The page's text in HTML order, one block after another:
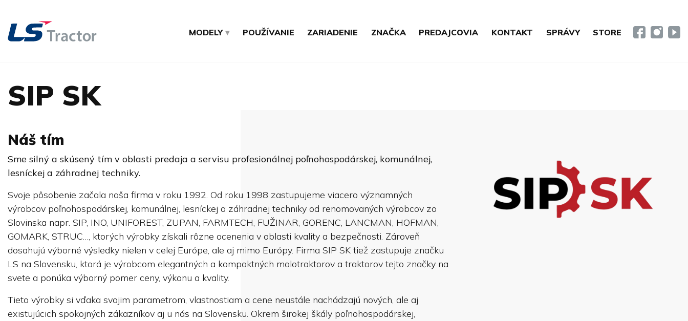
MODELY POUŽÍVANIE ZARIADENIE ZNAČKA PREDAJCOVIA KONTAKT SPRÁVY STORE
SIP SK
Náš tím
Sme silný a skúsený tím v oblasti predaja a servisu profesionálnej poľnohospodárskej, komunálnej,
lesníckej a záhradnej techniky.
Svoje pôsobenie začala naša firma v roku 1992. Od roku 1998 zastupujeme viacero významných
výrobcov poľnohospodárskej, komunálnej, lesníckej a záhradnej techniky od renomovaných výrobcov zo
Slovinska napr. SIP, INO, UNIFOREST, ZUPAN, FARMTECH, FUŽINAR, GORENC, LANCMAN, HOFMAN,
GOMARK, STRUC…, ktorých výrobky získali rôzne ocenenia v oblasti kvality a bezpečnosti. Zároveň
dosahujú výborné výsledky nielen v celej Európe, ale aj mimo Európy. Firma SIP SK tiež zastupuje značku
LS na Slovensku, ktorá je výrobcom elegantných a kompaktných malotraktorov a traktorov tejto značky na
svete a ponúka výborný pomer ceny, výkonu a kvality.
Tieto výrobky si vďaka svojim parametrom, vlastnostiam a cene neustále nachádzajú nových, ale aj
existujúcich spokojných zákazníkov aj u nás na Slovensku. Okrem širokej škály poľnohospodárskej,